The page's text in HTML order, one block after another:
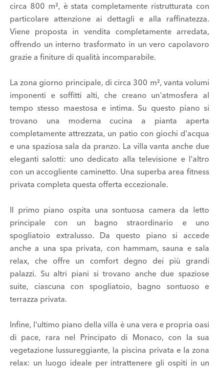
circa 800 m², è stata completamente ristrutturata con
particolare attenzione ai dettagli e alla raffinatezza.
Viene proposta in vendita completamente arredata,
offrendo un interno trasformato in un vero capolavoro
grazie a finiture di qualità incomparabile.
La zona giorno principale, di circa 300 m², vanta volumi
imponenti e soffitti alti, che creano un'atmosfera al
tempo stesso maestosa e intima. Su questo piano si
trovano una moderna cucina a pianta aperta
completamente attrezzata, un patio con giochi d'acqua
e una spaziosa sala da pranzo. La villa vanta anche due
eleganti salotti: uno dedicato alla televisione e l'altro
con un accogliente caminetto. Una superba area fitness
privata completa questa offerta eccezionale.
Il primo piano ospita una sontuosa camera da letto
principale con un bagno straordinario e uno
spogliatoio extralusso. Da questo piano si accede
anche a una spa privata, con hammam, sauna e sala
relax, che offre un comfort degno dei più grandi
palazzi. Su altri piani si trovano anche due spaziose
suite, ciascuna con spogliatoio, bagno sontuoso e
terrazza privata.
Infine, l'ultimo piano della villa è una vera e propria oasi
di pace, rara nel Principato di Monaco, con la sua
vegetazione lussureggiante, la piscina privata e la zona
relax: un luogo ideale per intrattenere gli ospiti in un